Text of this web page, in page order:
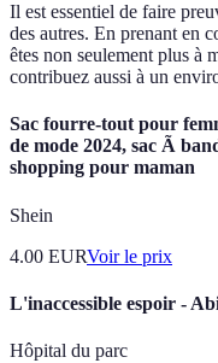
Il est essentiel de faire
des autres. En prenant en
êtes non seulement plus à
contribuez aussi à un
Sac fourre-tout pour
de mode 2024, sac Ã
shopping pour maman
Shein
4.00 EURVoir le prix
L'inaccessible espoir -
Hôpital du parc